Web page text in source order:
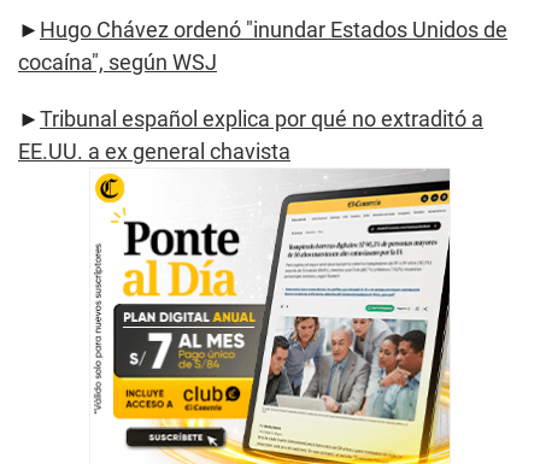
► Hugo Chávez ordenó "inundar Estados Unidos de
cocaína", según WSJ
►Tribunal español explica por qué no extraditó a
EE.UU. a ex general chavista